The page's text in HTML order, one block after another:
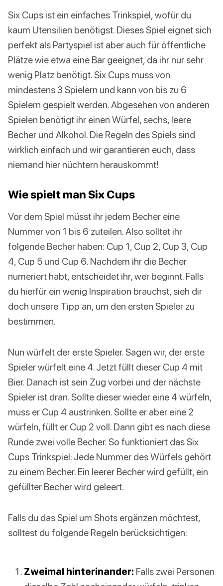
Six Cups ist ein einfaches Trinkspiel, wofür du
kaum Utensilien benötigst. Dieses Spiel eignet sich
perfekt als Partyspiel ist aber auch für öffentliche
Plätze wie etwa eine Bar geeignet, da ihr nur sehr
wenig Platz benötigt. Six Cups muss von
mindestens 3 Spielern und kann von bis zu 6
Spielern gespielt werden. Abgesehen von anderen
Spielen benötigt ihr einen Würfel, sechs, leere
Becher und Alkohol. Die Regeln des Spiels sind
wirklich einfach und wir garantieren euch, dass
niemand hier nüchtern herauskommt!
Wie spielt man Six Cups
Vor dem Spiel müsst ihr jedem Becher eine
Nummer von 1 bis 6 zuteilen. Also solltet ihr
folgende Becher haben: Cup 1, Cup 2, Cup 3, Cup
4, Cup 5 und Cup 6. Nachdem ihr die Becher
numeriert habt, entscheidet ihr, wer beginnt. Falls
du hierfür ein wenig Inspiration brauchst, sieh dir
doch unsere Tipp an, um den ersten Spieler zu
bestimmen.
Nun würfelt der erste Spieler. Sagen wir, der erste
Spieler würfelt eine 4. Jetzt füllt dieser Cup 4 mit
Bier. Danach ist sein Zug vorbei und der nächste
Spieler ist dran. Sollte dieser wieder eine 4 würfeln,
muss er Cup 4 austrinken. Sollte er aber eine 2
würfeln, füllt er Cup 2 voll. Dann gibt es nach diese
Runde zwei volle Becher. So funktioniert das Six
Cups Trinkspiel: Jede Nummer des Würfels gehört
zu einem Becher. Ein leerer Becher wird gefüllt, ein
gefüllter Becher wird geleert.
Falls du das Spiel um Shots ergänzen möchtest,
solltest du folgende Regeln berücksichtigen:
Zweimal hinterinander: Falls zwei Personen